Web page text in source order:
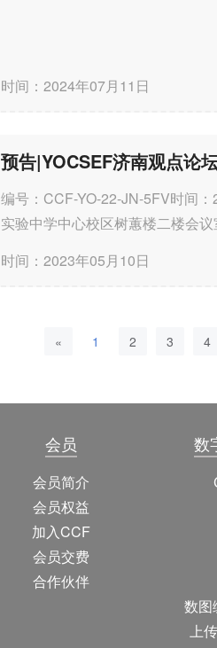
时间：2024年07月11日
预告|YOCSEF济南观点论
编号：CCF-YO-22-JN-5FV时间
实验中学中心校区树蕙楼二楼会
时间：2023年05月10日
« 1 2 3 4
会员
会员简介
会员权益
加入CCF
会员交费
合作伙伴
数
数图
上